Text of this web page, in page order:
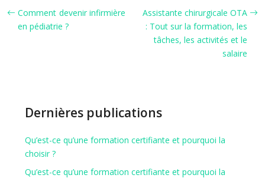
Comment devenir infirmière
en pédiatrie ?
Assistante chirurgicale OTA
: Tout sur la formation, les
tâches, les activités et le
salaire
Dernières publications
Qu’est-ce qu’une formation certifiante et pourquoi la
choisir ?
Qu’est-ce qu’une formation certifiante et pourquoi la